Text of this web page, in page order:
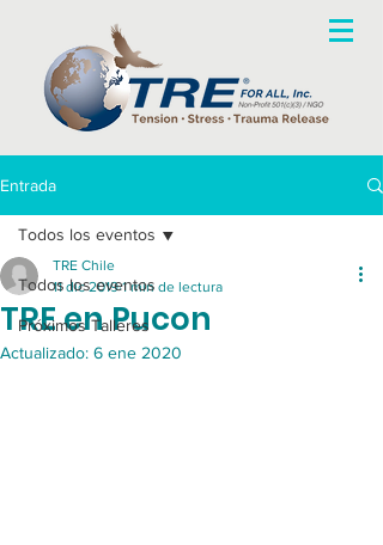
Entrada
Todos los eventos
Próximos Talleres
Todos los eventos
TRE en Pucon
TRE Chile
11 dic 2019 1 min de lectura
Actualizado: 6 ene 2020